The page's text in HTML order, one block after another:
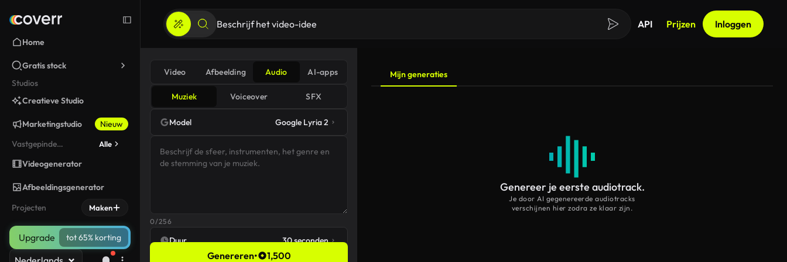
Home
Gratis stock
Studios
Creatieve Studio
Marketingstudio
Nieuw
Vastgepinde
Alle
Videogenerator
Afbeeldingsgenerator
Projecten
Maken
Upgrade tot 65% korting
API Prijzen Inloggen
Video Afbeelding Audio AI-apps
Muziek Voiceover SFX
Model Google Lyria 2
0/256
Duur 30 seconden
Genereren• 1,500
Mijn generaties
Genereer je eerste audiotrack.
Je door AI gegenereerde audiotracks
verschijnen hier zodra ze klaar zijn.